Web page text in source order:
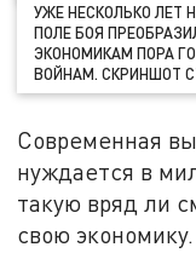
УЖЕ НЕСКОЛЬКО ЛЕТ
ПОЛЕ БОЯ
ЭКОНОМИКАМ ПОРА
ВОЙНАМ. СКРИНШОТ
Современная
нуждается в
такую вряд ли
свою